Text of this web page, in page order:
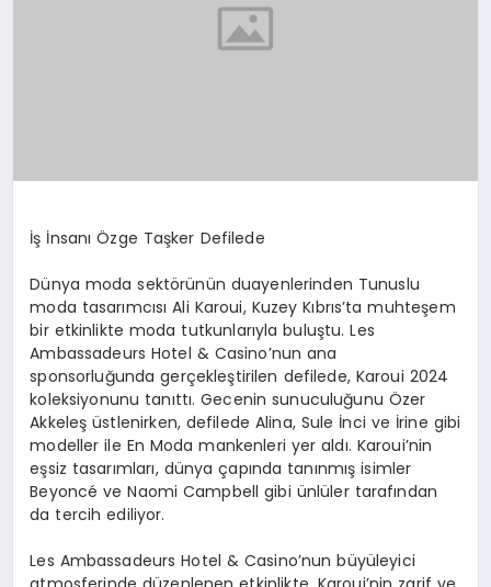
İş İnsanı Özge Taşker Defilede
Dünya moda sektörünün duayenlerinden Tunuslu
moda tasarımcısı Ali Karoui, Kuzey Kıbrıs’ta muhteşem
bir etkinlikte moda tutkunlarıyla buluştu. Les
Ambassadeurs Hotel & Casino’nun ana
sponsorluğunda gerçekleştirilen defilede, Karoui 2024
koleksiyonunu tanıttı. Gecenin sunuculuğunu Özer
Akkeleş üstlenirken, defilede Alina, Sule İnci ve İrine gibi
modeller ile En Moda mankenleri yer aldı. Karoui’nin
eşsiz tasarımları, dünya çapında tanınmış isimler
Beyoncé ve Naomi Campbell gibi ünlüler tarafından
da tercih ediliyor.
Les Ambassadeurs Hotel & Casino’nun büyüleyici